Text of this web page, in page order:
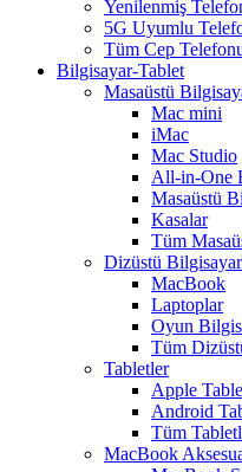
Yenilenmiş
5G Uyumlu
Tüm Cep
Bilgisayar-Tablet
Masaüstü
Mac mini
iMac
Mac Studio
All-in-One
Masaüstü
Kasalar
Tüm
Dizüstü
MacBook
Laptoplar
Oyun
Tüm
Tabletler
Apple
Android
Tüm
MacBook